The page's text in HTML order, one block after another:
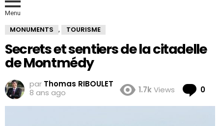
Menu
MONUMENTS , TOURISME
Secrets et sentiers de la citadelle
de Montmédy
par Thomas RIBOULET
8 ans ago
1.7kViews 0